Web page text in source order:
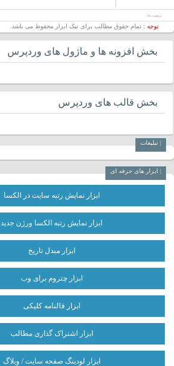
برچسب ها :
توجه : تمام حقوق مطالب برای تیک ابزار محفوظ می باشد.
بخش افزونه ها و ماژول های وردپرس
بخش قالب های وردپرس
| تبلیغات
| ابزار های حرفه ای
ابزار نمایش رتبه سایت در الکسا
ابزار نمایش رتبه الکسا ورژن جدید
ابزار مبدل تاریخ
ابزار چتروم برای وب
ابزار فالنامه کلیکی
ابزار اشتراک گذاری مطالب
ابزار لودینگ صفحه سایت / وبلاگ